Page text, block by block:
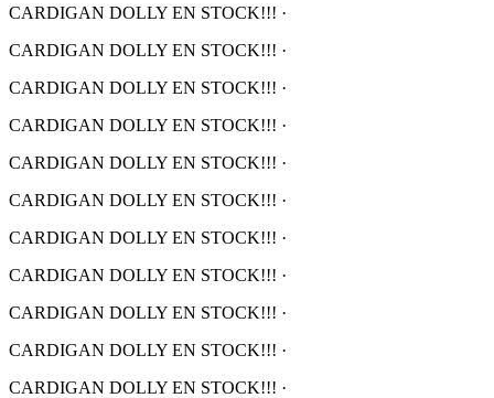
CARDIGAN DOLLY EN STOCK!!! ·
CARDIGAN DOLLY EN STOCK!!! ·
CARDIGAN DOLLY EN STOCK!!! ·
CARDIGAN DOLLY EN STOCK!!! ·
CARDIGAN DOLLY EN STOCK!!! ·
CARDIGAN DOLLY EN STOCK!!! ·
CARDIGAN DOLLY EN STOCK!!! ·
CARDIGAN DOLLY EN STOCK!!! ·
CARDIGAN DOLLY EN STOCK!!! ·
CARDIGAN DOLLY EN STOCK!!! ·
CARDIGAN DOLLY EN STOCK!!! ·